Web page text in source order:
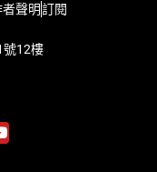
聲明訂閱
號12樓